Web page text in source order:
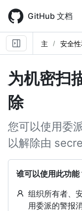
main
content
GitHub 文档
主 安全
为机密扫
除
您可以使用委
以解除由
谁可以使用此功能
组织所有者、
用委派的警报